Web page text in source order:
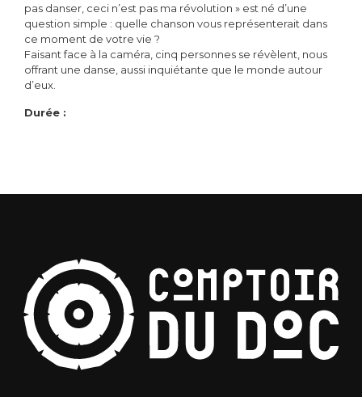
pas danser, ceci n’est pas ma révolution » est né d’une
question simple : quelle chanson vous représenterait dans
ce moment de votre vie ?
Faisant face à la caméra, cinq personnes se révèlent, nous
offrant une danse, aussi inquiétante que le monde autour
d’eux.
Durée :